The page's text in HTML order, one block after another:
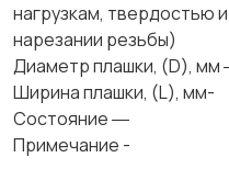
нагрузкам, твердостью
нарезании резьбы)
Диаметр плашки,
Ширина плашки,
Состояние ―